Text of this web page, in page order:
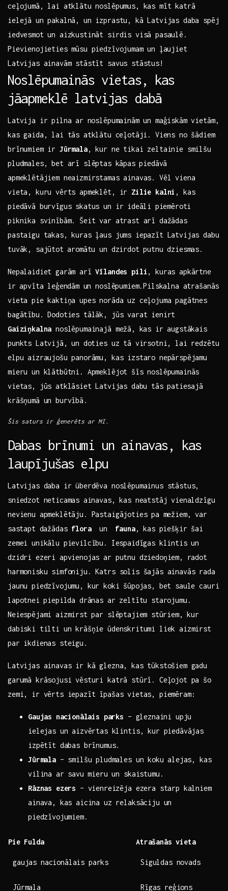
ceļojumā, lai atklātu noslēpumus, kas mīt katrā
ielejā un pakalnā, un izprastu, kā‍ Latvijas daba spēj
iedvesmot un aizkustināt sirdis visā pasaulē.
Pievienojieties mūsu piedzīvojumam ⁢un ļaujiet
Latvijas ainavām stāstīt‍ savus stāstus!
Noslēpumainās vietas, kas
jāapmeklē latvijas dabā
Latvija ir pilna ar⁢ noslēpumainām un maģiskām vietām,
kas gaida, ‌lai tās atklātu⁣ ceļotāji. Viens no⁢ šādiem
‍brīnumiem ir Jūrmala, kur ne tikai zeltainie smilšu
pludmales, bet arī slēptas⁢ kāpas⁣ piedāvā
apmeklētājiem neaizmirstamas ainavas. Vēl‌ viena
vieta, kuru vērts apmeklēt, ir Zilie kalni , kas
piedāvā burvīgus skatus un ir⁢ ideāli ⁣piemēroti⁣
piknika svinībām. Šeit var atrast arī dažādas
pastaigu takas, kuras ļaus jums iepazīt Latvijas dabu
tuvāk, sajūtot ⁤aromātu un dzirdot putnu dziesmas.
Nepalaidiet garām arīVīlandes pili , kuras apkārtne
⁤ir apvīta leģendām ⁢un noslēpumiem.Pilskalna atrašanās
vieta pie kaktiņa upes norāda uz ceļojuma pagātnes
bagātību. Dodoties tālāk, jūs varat ienirt
Gaiziņkalna noslēpumainajā​ mežā,⁣ kas ir augstākais
‌punkts‌ Latvijā, un ⁢doties uz tā virsotni, lai redzētu
elpu aizraujošu panorāmu, kas izstaro nepārspējamu
mieru un klātbūtni. Apmeklējot šīs noslēpumainās
vietas, jūs atklāsiet⁢ Latvijas dabu ⁤tās patiesajā
krāšņumā un burvībā.
Šis saturs ir ģenerēts ar MI.
Dabas brīnumi un ainavas, kas⁢
laupījušas elpu
Latvijas daba ir überdēva noslēpumainus stāstus,
sniedzot neticamas ⁢ainavas, kas​ neatstāj vienaldzīgu
nevienu apmeklētāju. Pastaigājoties⁣ pa ​mežiem, var
⁤sastapt dažādas flora⁣ un ​ fauna,​ kas piešķir šai
zemei unikālu pievilcību.⁣ Iespaidīgas‌ klintis un
dzidri ezeri apvienojas ar putnu dziedoņiem,⁣ radot
harmonisku simfoniju. Katrs solis šajās ainavās rada
jaunu ‌piedzīvojumu,‌ kur⁢ koki šūpojas, bet saule cauri
lapotnei⁢ piepilda drānas ar zeltītu starojumu.
Neiespējami aizmirst⁤ par slēptajiem ⁢stūriem, kur
dabiski tilti un krāšņie ūdenskritumi liek aizmirst
par ikdienas steigu.
Latvijas ainavas ir‍ kā glezna, kas tūkstošiem gadu
garumā krāsojusi vēsturi katrā stūrī. Ceļojot pa šo
zemi, ir vērts‌ iepazīt īpašas vietas, piemēram: ​ ‌
Gaujas⁤ nacionālais parks – gleznaini upju
‌ielejas un aizvērtas klintis, kur piedāvājas​
izpētīt dabas brīnumus.
Jūrmala– smilšu pludmales un koku⁤ alejas, kas
vilina ar⁢ savu mieru un skaistumu.
Rāznas ezers – ​vienreizēja ezera starp kalniem
ainava, kas aicina uz relaksāciju un
piedzīvojumiem.
Pie‌ Fulda Atrašanās vieta
gaujas nacionālais parks Siguldas novads
Jūrmala Rīgas reģions